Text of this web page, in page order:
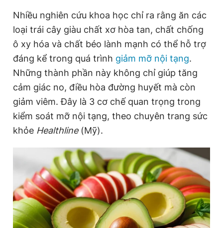
Tiện ích Bạn cần biết
Thông tin tòa soạn Liên hệ quảng cáo
Đọc Thanh Niên trên điện thoại
Theo dõi báo trên
Hotline
0906 645 777
Liên hệ quảng cáo
0908 780 404
Nhiều nghiên cứu khoa học chỉ ra rằng ăn các
loại trái cây giàu chất xơ hòa tan, chất chống
ô xy hóa và chất béo lành mạnh có thể hỗ trợ
đáng kể trong quá trình giảm mỡ nội tạng.
Những thành phần này không chỉ giúp tăng
cảm giác no, điều hòa đường huyết mà còn
giảm viêm. Đây là 3 cơ chế quan trọng trong
kiểm soát mỡ nội tạng, theo chuyên trang sức
khỏe Healthline(Mỹ).